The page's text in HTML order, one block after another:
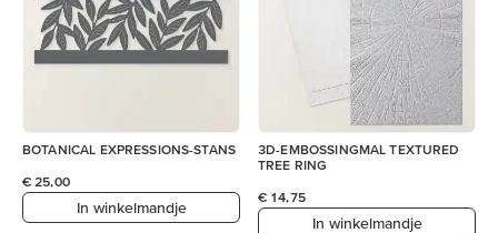
BOTANICAL EXPRESSIONS-STANS
€ 25,00
In winkelmandje
3D-EMBOSSINGMAL TEXTURED
TREE RING
€ 14,75
In winkelmandje